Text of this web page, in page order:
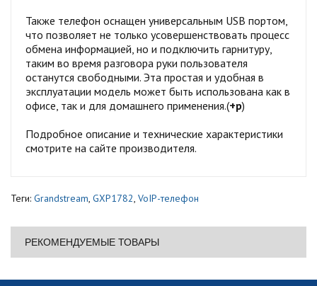
Также телефон оснащен универсальным USB портом,
что позволяет не только усовершенствовать процесс
обмена информацией, но и подключить гарнитуру,
таким во время разговора руки пользователя
останутся свободными. Эта простая и удобная в
эксплуатации модель может быть использована как в
офисе, так и для домашнего применения.(+р)
Подробное описание и технические характеристики
смотрите на сайте производителя.
Теги: Grandstream, GXP1782, VoIP-телефон
РЕКОМЕНДУЕМЫЕ ТОВАРЫ